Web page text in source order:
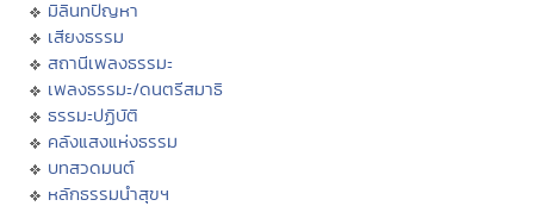
มิลินทปัญหา
เสียงธรรม
สถานีเพลงธรรมะ
เพลงธรรมะ/ดนตรีสมาธิ
ธรรมะปฏิบัติ
คลังแสงแห่งธรรม
บทสวดมนต์
หลักธรรมนำสุขฯ